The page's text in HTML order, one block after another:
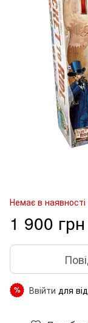
Немає в наявності
1 900 грн
% Ввійти для